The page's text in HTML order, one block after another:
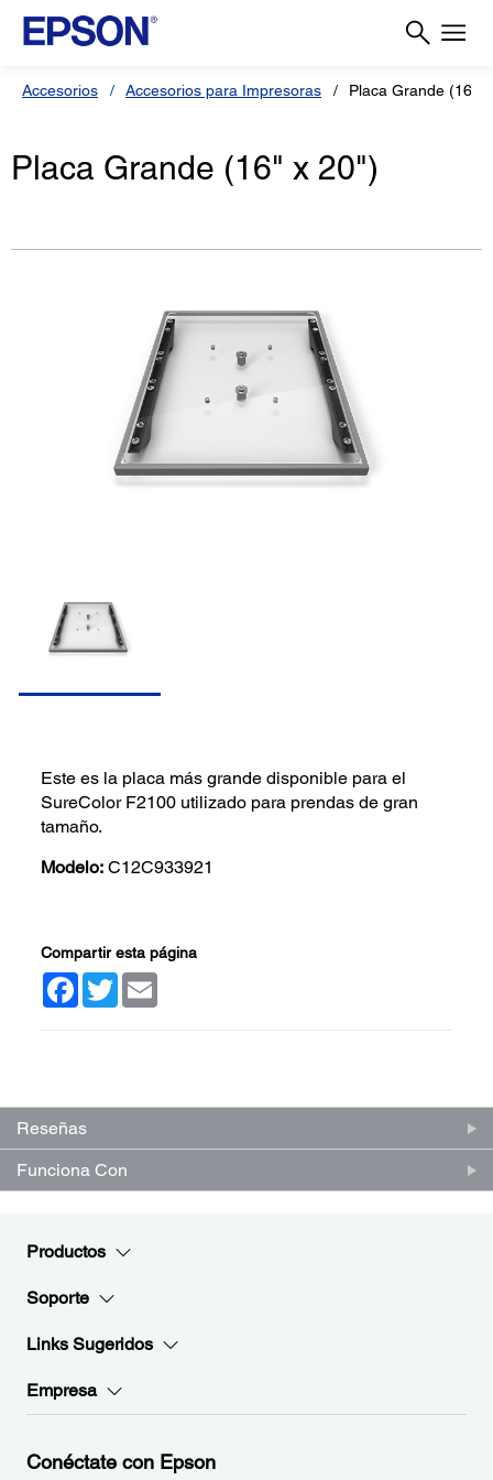
Accesorios Accesorios para Impresoras Placa Grande (16"
Placa Grande (16" x 20")
Este es la placa más grande disponible para el
SureColor F2100 utilizado para prendas de gran
tamaño.
Modelo: C12C933921
Compartir esta página
Facebook
Twitter
Enlace
la
Reseñas
Funciona Con
Productos
Soporte
Links Sugeridos
Empresa
Conéctate con Epson